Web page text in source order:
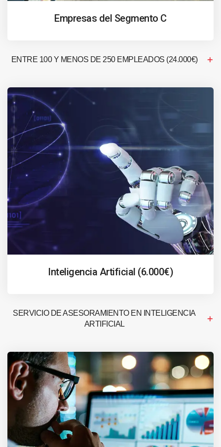
Empresas del Segmento C
ENTRE 100 Y MENOS DE 250 EMPLEADOS (24.000€)
Inteligencia Artificial (6.000€)
SERVICIO DE ASESORAMIENTO EN INTELIGENCIA
ARTIFICIAL